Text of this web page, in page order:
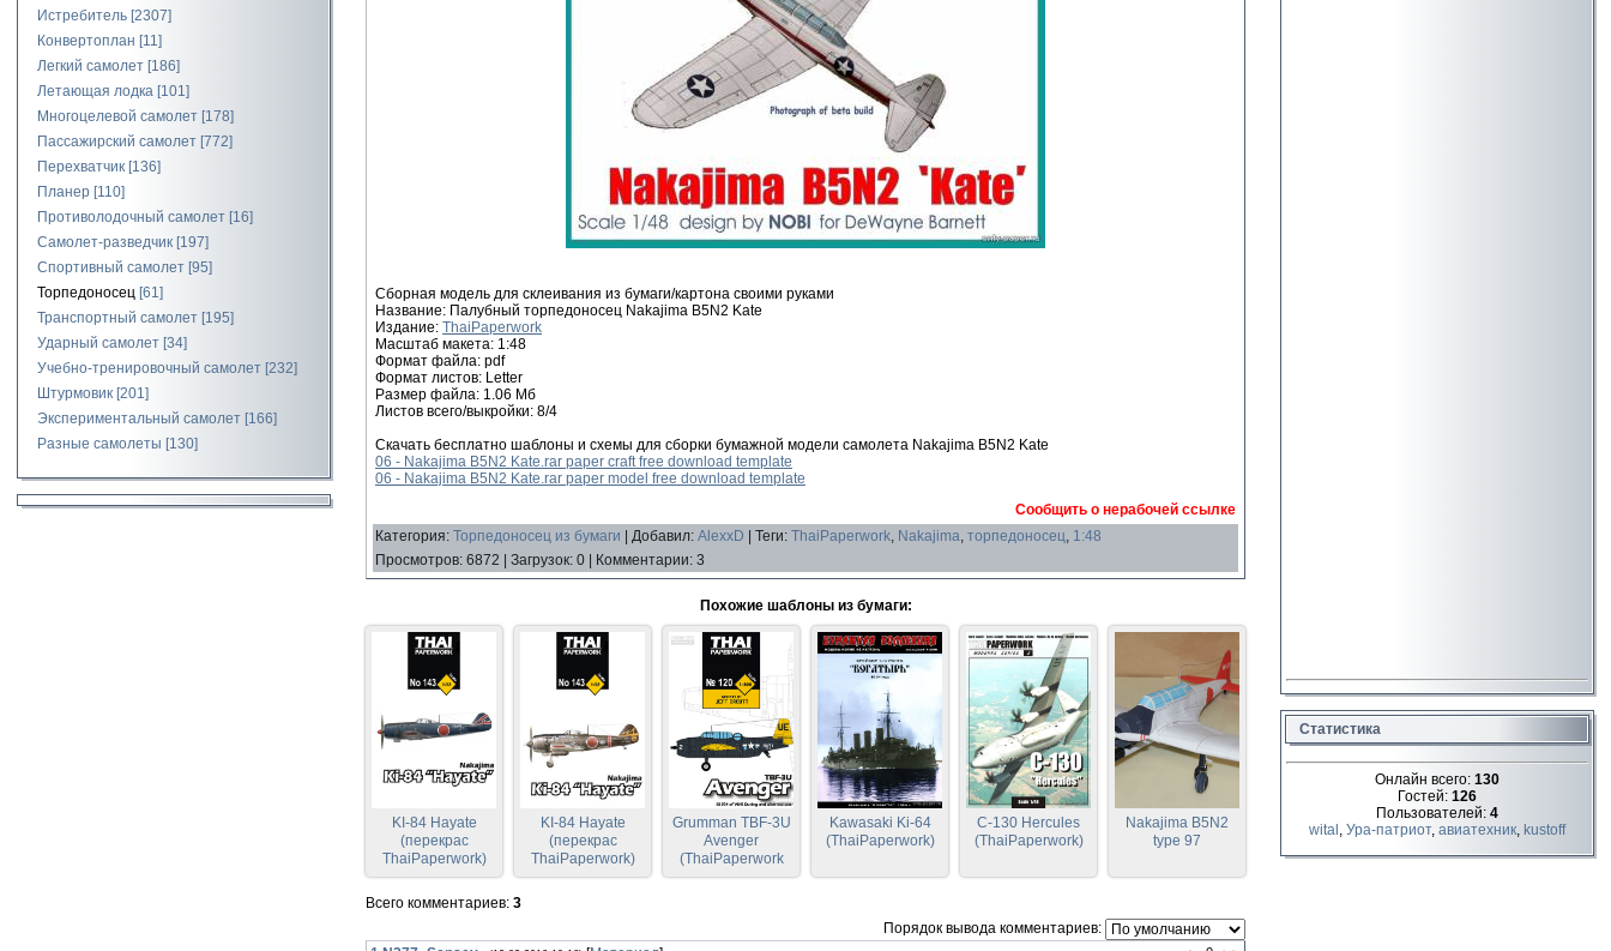
Истребитель [2307]
Конвертоплан [11]
Легкий самолет [186]
Летающая лодка [101]
Многоцелевой самолет [178]
Пассажирский самолет [772]
Перехватчик [136]
Планер [110]
Противолодочный самолет [16]
Самолет-разведчик [197]
Спортивный самолет [95]
Торпедоносец [61]
Транспортный самолет [195]
Ударный самолет [34]
Учебно-тренировочный самолет [232]
Штурмовик [201]
Экспериментальный самолет [166]
Разные самолеты [130]
Сборная модель для склеивания из бумаги/картона своими руками
Название: Палубный торпедоносец Nakajima B5N2 Kate
Издание: ThaiPaperwork
Масштаб макета: 1:48
Формат файла: pdf
Формат листов: Letter
Размер файла: 1.06 Мб
Листов всего/выкройки: 8/4
Скачать бесплатно шаблоны и схемы для сборки бумажной модели самолета Nakajima B5N2 Kate
06 - Nakajima B5N2 Kate.rar paper craft free download template
06 - Nakajima B5N2 Kate.rar paper model free download template
Сообщить о нерабочей ссылке
Категория: Торпедоносец из бумаги Добавил: AlexxD Теги: ThaiPaperwork, Nakajima, торпедоносец, 1:48
Просмотров: 6872 Загрузок: 0 Комментарии: 3
Похожие шаблоны из бумаги:
KI-84 Hayate
(перекрас
ThaiPaperwork)
KI-84 Hayate
(перекрас
ThaiPaperwork)
Grumman TBF-3U
Avenger
(ThaiPaperwork
120)
Kawasaki Ki-64
(ThaiPaperwork)
C-130 Hercules
(ThaiPaperwork)
Nakajima B5N2
type 97
Всего комментариев: 3
Порядок вывода комментариев:
Статистика
Онлайн всего: 130
Гостей: 126
Пользователей: 4
wital , Ура-патриот, авиатехник, kustoff